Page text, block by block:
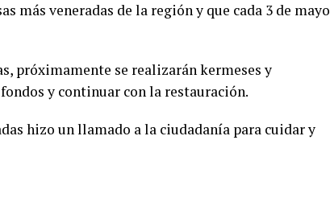
más veneradas de la región y que cada 3 de mayo
próximamente se realizarán kermeses y
y continuar con la restauración.
hizo un llamado a la ciudadanía para cuidar y